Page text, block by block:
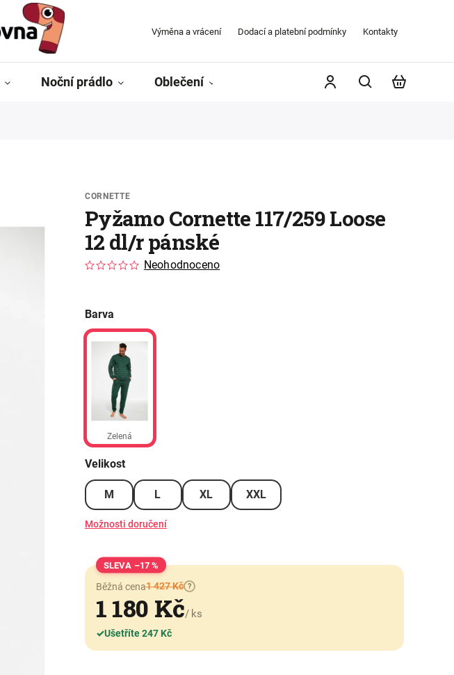
Výměna a vrácení Dodací a platební podmínky Kontakty
Noční prádlo Oblečení Kontakty
CORNETTE
Pyžamo Cornette 117/259 Loose
12 dl/r pánské
Neohodnoceno
Barva
Zelená
Velikost
M L XL XXL
Možnosti doručení
–17 %
Běžná cena1 427 Kč ?
1 180 Kč/ ks
✓Ušetříte 247 Kč